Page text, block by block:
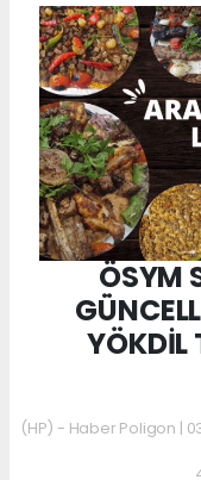
ÖSYM
YÖKDİL
(HP) - Haber Poligon |